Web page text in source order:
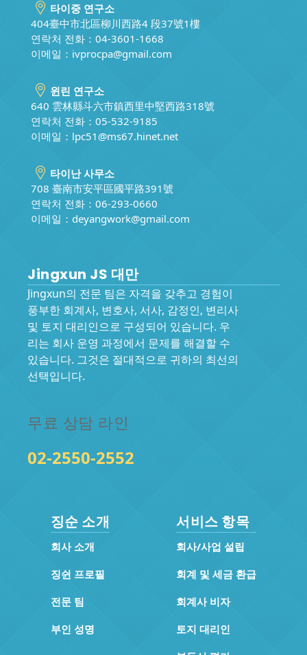
타이중 연구소
404臺中市北區柳川西路4 段37號1樓
연락처 전화：04-3601-1668
이메일： ivprocpa@gmail.com
윈린 연구소
640 雲林縣斗六市鎮西里中堅西路318號
연락처 전화：05-532-9185
이메일： lpc51@ms67.hinet.net
타이난 사무소
708 臺南市安平區國平路391號
연락처 전화：06-293-0660
이메일： deyangwork@gmail.com
Jingxun JS 대만
Jingxun의 전문 팀은 자격을 갖추고 경험이
풍부한 회계사, 변호사, 서사, 감정인, 변리사
및 토지 대리인으로 구성되어 있습니다. 우
리는 회사 운영 과정에서 문제를 해결할 수
있습니다. 그것은 절대적으로 귀하의 최선의
선택입니다.
무료 상담 라인
02-2550-2552
징순 소개
회사 소개
징쉰 프로필
전문 팀
부인 성명
서비스 항목
회사/사업 설립
회계 및 세금 환급
회계사 비자
토지 대리인